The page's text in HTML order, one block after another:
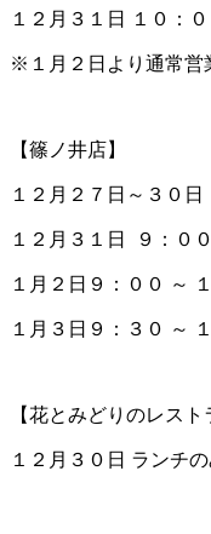
１２月３１日 １０：
※１月２日より通常営
【篠ノ井店】
１２月２７日～３０
１２月３１日 ９：０
１月２日９：００ ～
１月３日９：３０ ～
【花とみどりのレスト
１２月３０日 ランチ